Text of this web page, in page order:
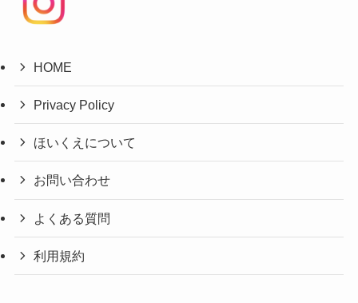
HOME
Privacy Policy
ほいくえについて
お問い合わせ
よくある質問
利用規約